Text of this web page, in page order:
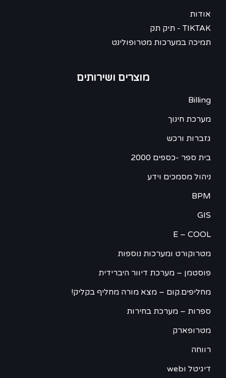
אודות
TIKTAK - תיק תק
תמיכה במערכות מטרופולינט
מוצרים ושירותים
Billing
מערכת חינוך
גזברות ורכש
בית ספר -כספים 2000
ניהול מסמכים וידע
BPM
GIS
E – COOL
מטרוקורט ומערכות נוספות
פוסטמן – מערכת דיוור היברידית
מחליפים.קום – מצא מורה מחליף בקליק!
ספרות – מערכת בחירות
מטרופארק
רווחה
דיגיטל וweb